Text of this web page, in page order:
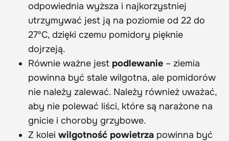
odpowiednia wyższa i najkorzystniej
utrzymywać jest ją na poziomie od 22 do
27ºC, dzięki czemu pomidory pięknie
dojrzeją.
Równie ważne jest podlewanie – ziemia
powinna być stale wilgotna, ale pomidorów
nie należy zalewać. Należy również uważać,
aby nie polewać liści, które są narażone na
gnicie i choroby grzybowe.
Z kolei wilgotność powietrza powinna być